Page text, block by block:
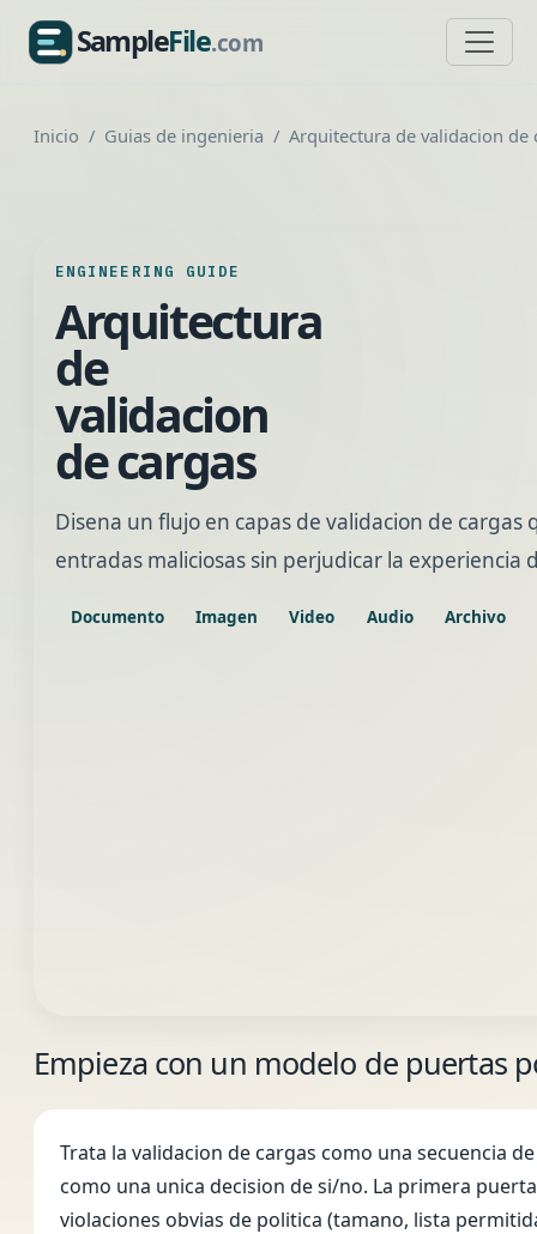
SampleFile.com
SampleFile.com
Inicio Guias de ingenieria Arquitectura de validacion de
ENGINEERING GUIDE
Arquitectura
de
validacion
de cargas
Disena un flujo en capas de validacion de cargas
entradas maliciosas sin perjudicar la experiencia
Documento Imagen Video Audio Archivo
Empieza con un modelo de puertas
Trata la validacion de cargas como una secuencia
como una unica decision de si/no. La primera
violaciones obvias de politica (tamano, lista